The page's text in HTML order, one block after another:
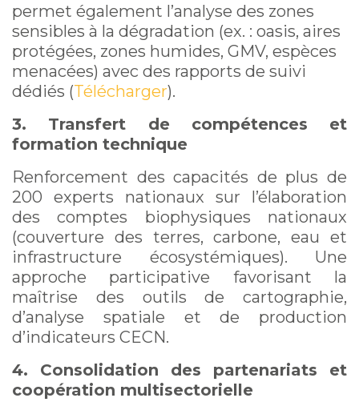
permet également l’analyse des zones
sensibles à la dégradation (ex. : oasis, aires
protégées, zones humides, GMV, espèces
menacées) avec des rapports de suivi
dédiés (Télécharger).
3. Transfert de compétences et
formation technique
Renforcement des capacités de plus de
200 experts nationaux sur l’élaboration
des comptes biophysiques nationaux
(couverture des terres, carbone, eau et
infrastructure écosystémiques). Une
approche participative favorisant la
maîtrise des outils de cartographie,
d’analyse spatiale et de production
d’indicateurs CECN.
4. Consolidation des partenariats et
coopération multisectorielle